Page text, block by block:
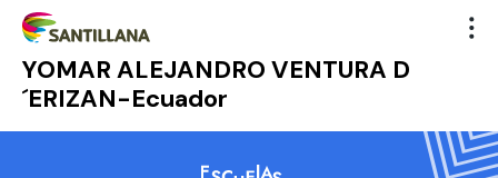
YOMAR ALEJANDRO VENTURA D
´ERIZAN-Ecuador